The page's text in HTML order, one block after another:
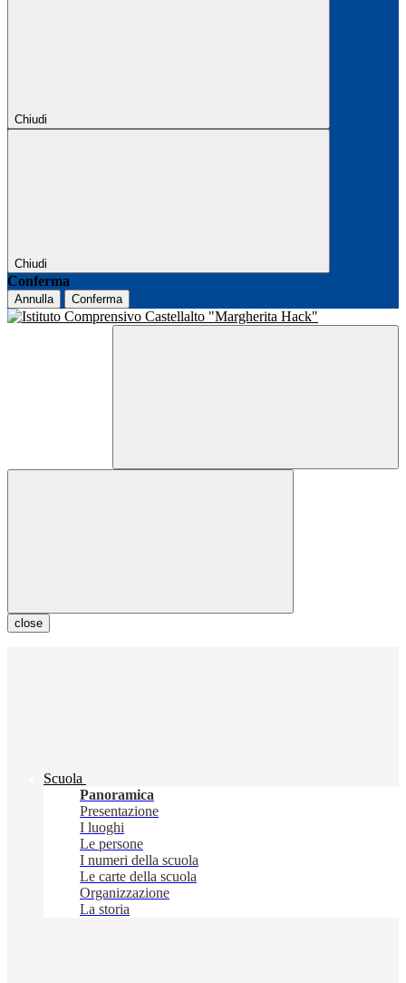
Chiudi
Chiudi
Conferma
Annulla Conferma
close
Scuola
Panoramica
Presentazione
I luoghi
Le persone
I numeri della scuola
Le carte della scuola
Organizzazione
La storia